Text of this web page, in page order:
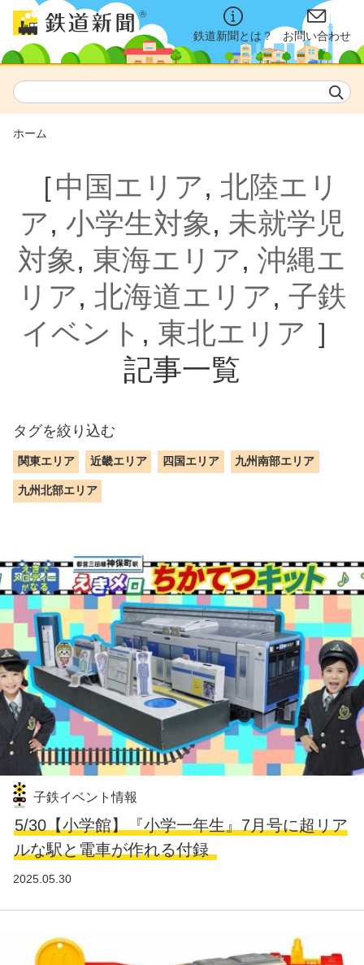
鉄道新聞とは？ お問い合わせ
ホーム
［中国エリア, 北陸エリ
ア, 小学生対象, 未就学児
対象, 東海エリア, 沖縄エ
リア, 北海道エリア, 子鉄
イベント , 東北エリア ］
記事一覧
タグを絞り込む
関東エリア 近畿エリア 四国エリア 九州南部エリア
九州北部エリア
子鉄イベント情報
5/30【小学館】『小学一年生』7月号に超リア
ルな駅と電車が作れる付録
2025.05.30